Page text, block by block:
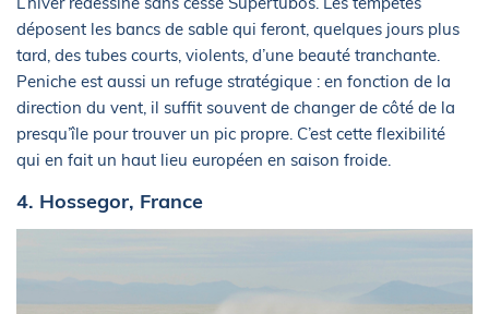
déposent les bancs de sable qui feront, quelques jours plus
tard, des tubes courts, violents, d’une beauté tranchante.
Peniche est aussi un refuge stratégique : en fonction de la
direction du vent, il suffit souvent de changer de côté de la
presqu’île pour trouver un pic propre. C’est cette flexibilité
qui en fait un haut lieu européen en saison froide.
4. Hossegor, France